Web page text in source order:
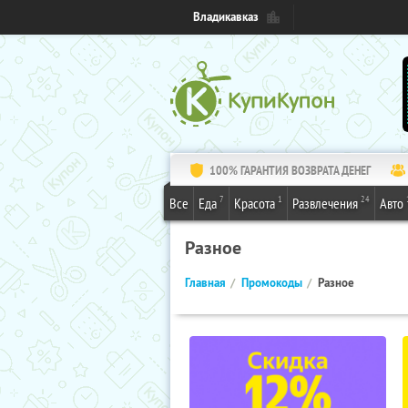
Владикавказ
100% ГАРАНТИЯ ВОЗВРАТА ДЕНЕГ
Все Еда 7 Красота 1 Развлечения 24 Авто
Разное
Главная Промокоды Разное